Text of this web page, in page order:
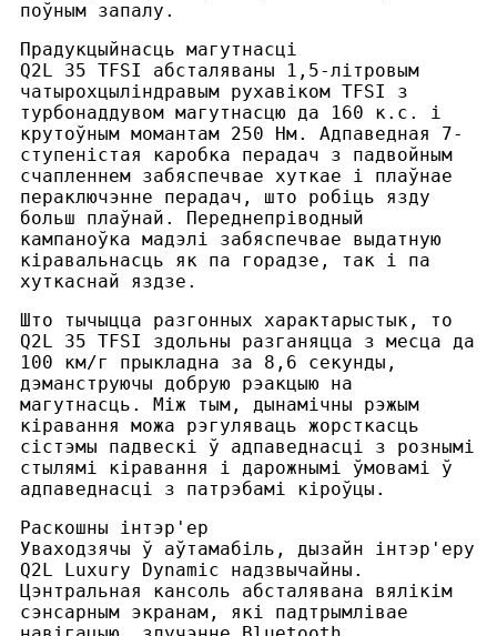
поўным запалу.
Прадукцыйнасць магутнасці
Q2L 35 TFSI абсталяваны 1,5-літровым
чатырохцыліндравым рухавіком TFSI з
турбонаддувом магутнасцю да 160 к.с. і
крутоўным момантам 250 Нм. Адпаведная 7-
ступеністая каробка перадач з падвойным
счапленнем забяспечвае хуткае і плаўнае
пераключэнне перадач, што робіць язду
больш плаўнай. Переднепріводный
кампаноўка мадэлі забяспечвае выдатную
кіравальнасць як па горадзе, так і па
хуткаснай яздзе.
Што тычыцца разгонных характарыстык, то
Q2L 35 TFSI здольны разганяцца з месца да
100 км/г прыкладна за 8,6 секунды,
дэманструючы добрую рэакцыю на
магутнасць. Між тым, дынамічны рэжым
кіравання можа рэгуляваць жорсткасць
сістэмы падвескі ў адпаведнасці з рознымі
стылямі кіравання і дарожнымі ўмовамі ў
адпаведнасці з патрэбамі кіроўцы.
Раскошны інтэр'ер
Уваходзячы ў аўтамабіль, дызайн інтэр'еру
Q2L Luxury Dynamic надзвычайны.
Цэнтральная кансоль абсталявана вялікім
сэнсарным экранам, які падтрымлівае